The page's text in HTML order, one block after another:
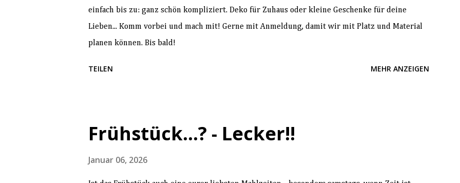
einfach bis zu: ganz schön kompliziert. Deko für Zuhaus oder kleine Geschenke für deine
Lieben... Komm vorbei und mach mit! Gerne mit Anmeldung, damit wir mit Platz und Material
planen können. Bis bald!
TEILEN MEHR ANZEIGEN
Frühstück...? - Lecker!!
Januar 06, 2026